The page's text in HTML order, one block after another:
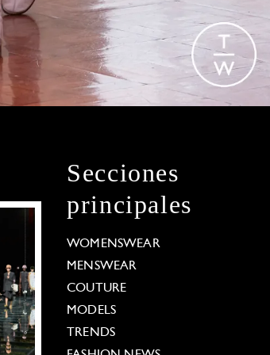
Secciones
principales
WOMENSWEAR
MENSWEAR
COUTURE
MODELS
TRENDS